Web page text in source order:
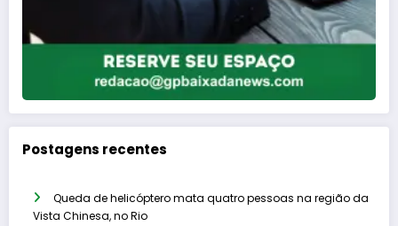
Postagens recentes
Queda de helicóptero mata quatro pessoas na região da
Vista Chinesa, no Rio